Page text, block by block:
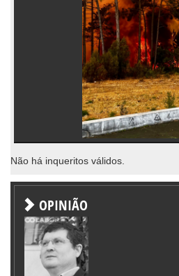
Não há inqueritos válidos.
OPINIÃO